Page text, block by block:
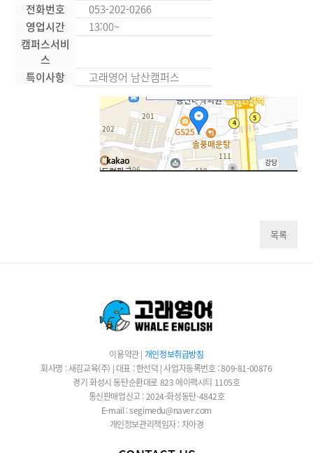
전화번호
053-202-0266
영업시간
13:00~
캠퍼스서비
스
특이사항
고래영어 남산캠퍼스
고래영어 남산캠퍼스
목록
이용약관| 개인정보취급방침
회사명 : 새김교육(주) | 대표 : 한선덕 | 사업자등록번호 : 809-81-00876
경기 화성시 동탄순환대로 823 에이팩시티 1105호
통신판매업신고 : 2024-화성동탄-4842호
E-mail : segimedu@naver.com
개인정보관리책임자 : 차아경